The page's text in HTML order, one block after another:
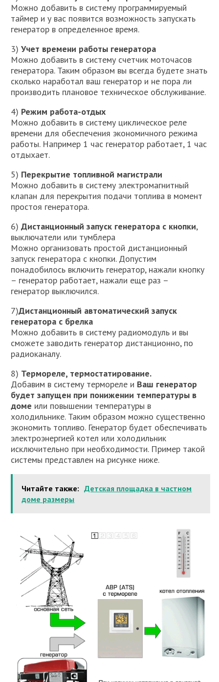
Можно добавить в систему программируемый
таймер и у вас появится возможность запускать
генератор в определенное время.
3)Учет времени работы генератора
Можно добавить в систему счетчик моточасов
генератора. Таким образом вы всегда будете знать
сколько наработал ваш генератор и не пора ли
производить плановое техническое обслуживание.
4) Режим работа-отдых
Можно добавить в систему циклическое реле
времени для обеспечения экономичного режима
работы. Например 1 час генератор работает, 1 час
отдыхает.
5) Перекрытие топливной магистрали
Можно добавить в систему электромагнитный
клапан для перекрытия подачи топлива в момент
простоя генератора.
6)Дистанционный запуск генератора с кнопки,
выключатели или тумблера
Можно организовать простой дистанционный
запуск генератора с кнопки. Допустим
понадобилось включить генератор, нажали кнопку
– генератор работает, нажали еще раз –
генератор выключился.
7)Дистанционный автоматический запуск
генератора с брелка
Можно добавить в систему радиомодуль и вы
сможете заводить генератор дистанционно, по
радиоканалу.
8) Термореле, термостатирование.
Добавим в систему термореле и Ваш генератор
будет запущен при понижении температуры в
доме или повышении температуры в
холодильнике. Таким образом можно существенно
экономить топливо. Генератор будет обеспечивать
электроэнергией котел или холодильник
исключительно при необходимости. Пример такой
системы представлен на рисунке ниже.
Читайте также: Детская площадка в частном
доме размеры